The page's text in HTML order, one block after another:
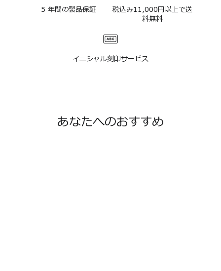
5 年間の製品保証
税込み11,000円以上で送
料無料
イニシャル刻印サービス
あなたへのおすすめ